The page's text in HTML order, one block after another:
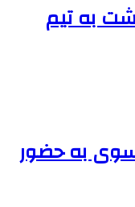
به تیم
فرانسوی به حضور